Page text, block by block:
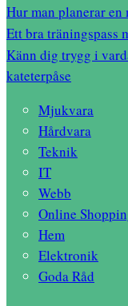
Hur man planerar
Ett bra träningspass
Känn dig trygg i
kateterpåse
Mjukvara
Hårdvara
Teknik
IT
Webb
Online
Hem
Elektronik
Goda Råd